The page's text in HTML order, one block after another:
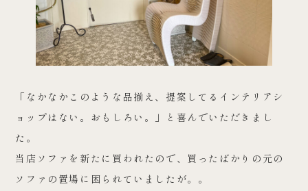
「なかなかこのような品揃え、提案してるインテリアシ
ョップはない。おもしろい。」と喜んでいただきまし
た。
当店ソファを新たに買われたので、買ったばかりの元の
ソファの置場に困られていましたが。。